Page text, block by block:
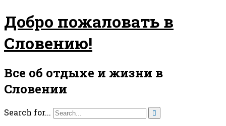
Добро пожаловать в
Словению!
Все об отдыхе и жизни в
Словении
Search for... 